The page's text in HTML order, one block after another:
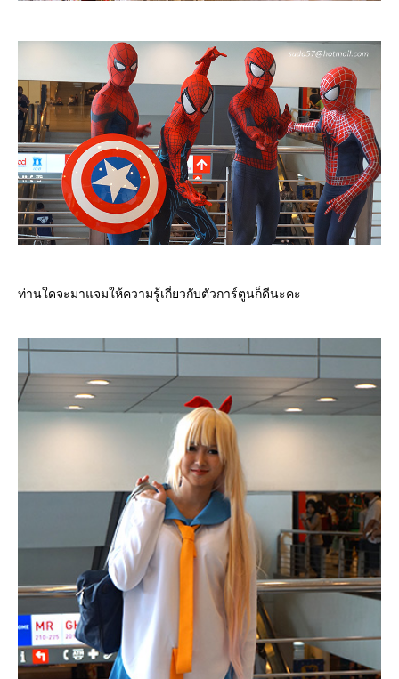
ท่านใดจะมาแจมให้ความรู้เกี่ยวกับตัวการ์ตูนก็ดีนะคะ